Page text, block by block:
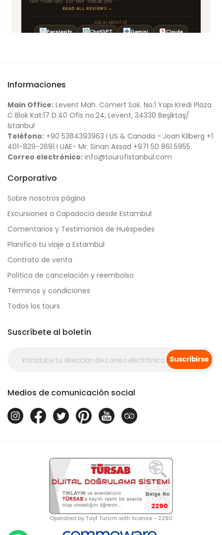
Informaciones
Main Office: Levent Mah. Cömert Sok. No:1 Yapı Kredi Plaza
C Blok Kat:17 D.40 Ofis no:24, Levent, 34330 Beşiktaş/
İstanbul
Teléfono: +90 5384393963 I US & Canada - Joan Kilberg +1
401-829-2691 I UAE- Mr. Sinan Assad +971 50 861 5955
Correo electrónico: info@tourofistanbul.com
Corporativo
Sobre nosotros página
Excursiones a Capadocia desde Estambul
Comentarios y Testimonios de Huéspedes
Planifica tu viaje a Estambul
Contrato de venta
Política de cancelación y reembolso
Términos y condiciones
Todos los tours
Suscríbete al boletín
Suscribirse
Medios de comunicación social
2290
Operated by Tayf Turizm with license - 2290